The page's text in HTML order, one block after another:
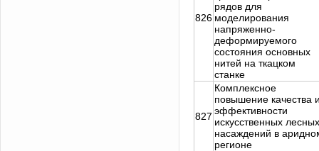
826
рядов для
моделирования
напряженно-
деформируемого
состояния основных
нитей на ткацком
станке
827
Комплексное
повышение качества
эффективности
искусственных лесных
насаждений в
регионе